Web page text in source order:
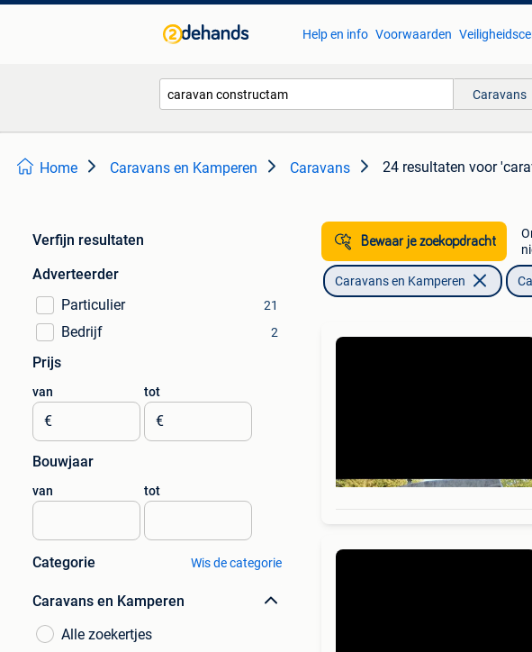
Help en info Voorwaarden
Caravans
Home Caravans en Kamperen Caravans 24 resultaten voor
Verfijn resultaten
Adverteerder
Particulier
21
Bedrijf 2
Prijs
van
€
tot
€
Bouwjaar
van tot
Categorie Wis de categorie
Caravans en Kamperen
Alle zoekertjes
Bewaar je zoekopdracht
Caravans en Kamperen